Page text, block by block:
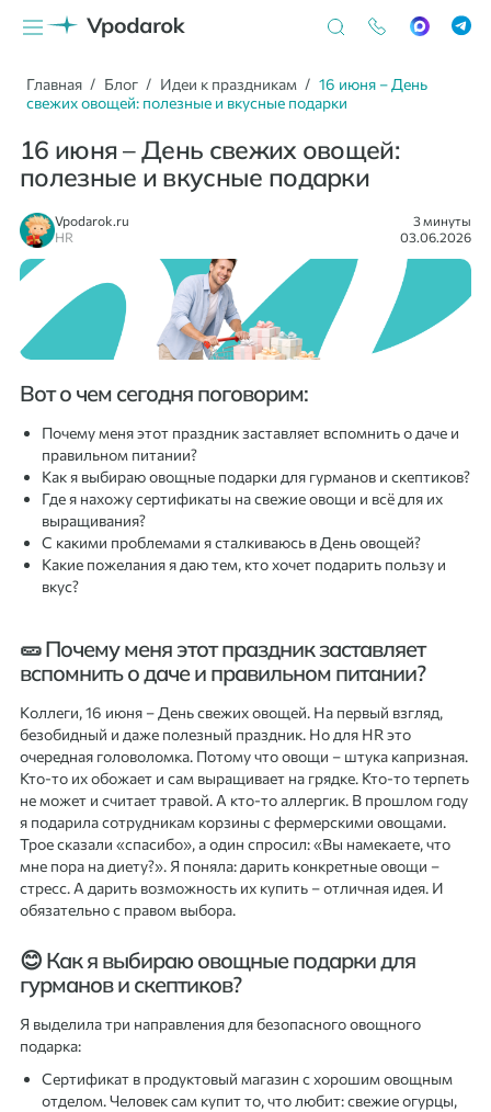
Главная Блог Идеи к праздникам
16 июня – День
свежих овощей: полезные и вкусные подарки
16 июня – День свежих овощей:
полезные и вкусные подарки
Vpodarok.ru
HR
3 минуты
03.06.2026
Вот о чем сегодня поговорим:
Почему меня этот праздник заставляет вспомнить о даче и
правильном питании?
Как я выбираю овощные подарки для гурманов и скептиков?
Где я нахожу сертификаты на свежие овощи и всё для их
выращивания?
С какими проблемами я сталкиваюсь в День овощей?
Какие пожелания я даю тем, кто хочет подарить пользу и
вкус?
🥒 Почему меня этот праздник заставляет
вспомнить о даче и правильном питании?
Коллеги, 16 июня – День свежих овощей. На первый взгляд,
безобидный и даже полезный праздник. Но для HR это
очередная головоломка. Потому что овощи – штука капризная.
Кто-то их обожает и сам выращивает на грядке. Кто-то терпеть
не может и считает травой. А кто-то аллергик. В прошлом году
я подарила сотрудникам корзины с фермерскими овощами.
Трое сказали «спасибо», а один спросил: «Вы намекаете, что
мне пора на диету?». Я поняла: дарить конкретные овощи –
стресс. А дарить возможность их купить – отличная идея. И
обязательно с правом выбора.
😊 Как я выбираю овощные подарки для
гурманов и скептиков?
Я выделила три направления для безопасного овощного
подарка:
Сертификат в продуктовый магазин с хорошим овощным
отделом. Человек сам купит то, что любит: свежие огурцы,